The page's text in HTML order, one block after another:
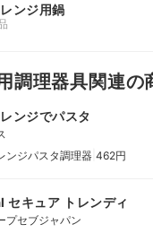
ンジ用鍋
調理器具関連の
ンジでパスタ
ンジパスタ調理器 462円
セキュア トレンディ
プセブジャパン